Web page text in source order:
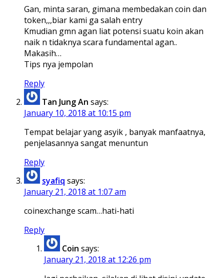
Gan, minta saran, gimana membedakan coin dan
token,,,biar kami ga salah entry
Kmudian gmn agan liat potensi suatu koin akan
naik n tidaknya scara fundamental agan..
Makasih…
Tips nya jempolan
Reply
Tan Jung An says:
January 10, 2018 at 10:15 pm
Tempat belajar yang asyik , banyak manfaatnya,
penjelasannya sangat menuntun
Reply
syafiq says:
January 21, 2018 at 1:07 am
coinexchange scam…hati-hati
Reply
Coin says:
January 21, 2018 at 12:26 pm